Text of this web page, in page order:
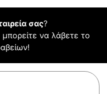
σας?
να λάβετε το